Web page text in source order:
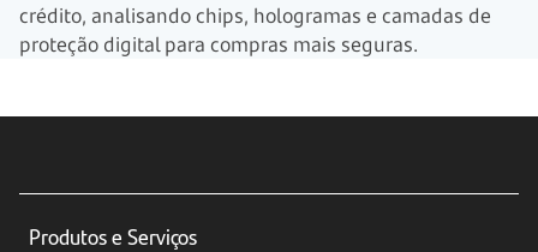
crédito, analisando chips, hologramas e camadas de
proteção digital para compras mais seguras.
Produtos e Serviços